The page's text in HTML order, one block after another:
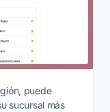
puede
sucursal más